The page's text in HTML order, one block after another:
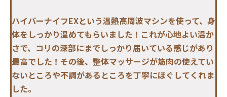
ハイパーナイフEXという温熱高周波マシンを使って、身
体をしっかり温めてもらいました！これが心地よい温か
さで、コリの深部にまでしっかり届いている感じがあり
最高でした！その後、整体マッサージが筋肉の使えてい
ないところや不調があるところを丁寧にほぐしてくれま
した。